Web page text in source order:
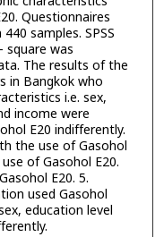
Questionnaires
samples. SPSS
square was
The results of the
in Bangkok who
i.e. sex,
income were
E20 indifferently.
the use of Gasohol
of Gasohol E20.
E20. 5.
used Gasohol
education level